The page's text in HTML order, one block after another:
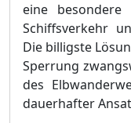
eine
Schiffsverkehr
Die billigste
Sperrung
des
dauerhafter